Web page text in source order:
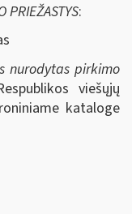
PRIEŽASTYS:
nurodytas pirkimo
viešųjų
kataloge